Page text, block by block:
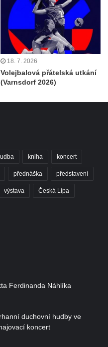
18. 7. 2026
Volejbalová přátelská utkání
(Varnsdorf 2026)
kniha koncert
přednáška představení
výstava Česká Lípa
Ferdinanda Náhlíka
duchovní hudby ve
koncert